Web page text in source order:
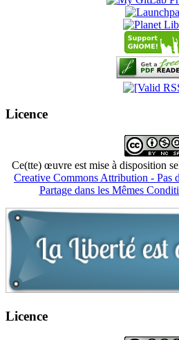
Licence
Ce(tte) œuvre est mise à disposition
Creative Commons Attribution - Pas
Partage dans les Mêmes
Licence